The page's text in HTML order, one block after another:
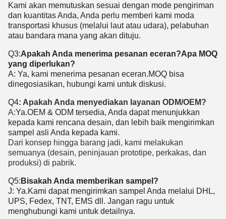
Kami akan memutuskan sesuai dengan mode pengiriman
dan kuantitas Anda, Anda perlu memberi kami moda
transportasi khusus (melalui laut atau udara), pelabuhan
atau bandara mana yang akan dituju.
Q3:Apakah Anda menerima pesanan eceran?Apa MOQ
yang diperlukan?
A: Ya, kami menerima pesanan eceran.MOQ bisa
dinegosiasikan, hubungi kami untuk diskusi.
Q4: Apakah Anda menyediakan layanan ODM/OEM?
A:Ya.OEM & ODM tersedia, Anda dapat menunjukkan
kepada kami rencana desain, dan lebih baik mengirimkan
sampel asli Anda kepada kami.
Dari konsep hingga barang jadi, kami melakukan
semuanya (desain, peninjauan prototipe, perkakas, dan
produksi) di pabrik.
Q5: Bisakah Anda memberikan sampel?
J: Ya.Kami dapat mengirimkan sampel Anda melalui DHL,
UPS, Fedex, TNT, EMS dll. Jangan ragu untuk
menghubungi kami untuk detailnya.